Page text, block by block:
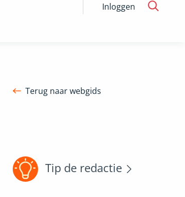
Inloggen
Terug naar webgids
Tip de redactie